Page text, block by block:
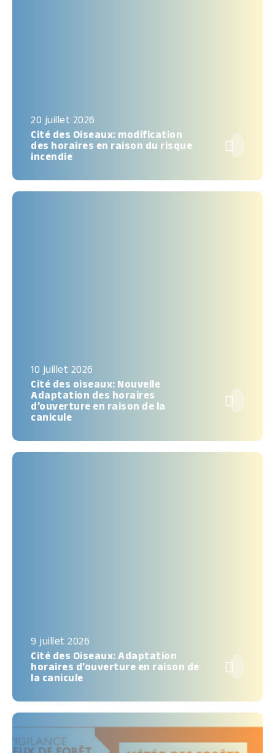
20 juillet 2026
Cité des Oiseaux: modification
des horaires en raison du risque
incendie

10 juillet 2026
Cité des oiseaux: Nouvelle
Adaptation des horaires
d’ouverture en raison de la
canicule

9 juillet 2026
Cité des Oiseaux: Adaptation
horaires d’ouverture en raison de
la canicule
